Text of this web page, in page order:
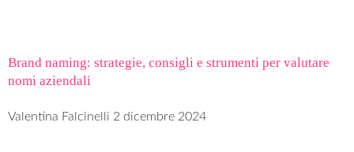
Brand naming: strategie, consigli e strumenti per valutare
nomi aziendali
Valentina Falcinelli 2 dicembre 2024